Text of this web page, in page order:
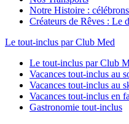
Notre Histoire :
Créateurs de Rêves : Le
Le tout-inclus par Club Med
Le tout-inclus par Club
Vacances tout-inclus au
Vacances tout-inclus au
Vacances tout-inclus en
Gastronomie tout-inclus